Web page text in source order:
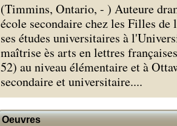
(Timmins, Ontario, - ) Auteure
école secondaire chez les Filles
ses études universitaires à
maîtrise ès arts en lettres
52) au niveau élémentaire et à
secondaire et universitaire....
Oeuvres